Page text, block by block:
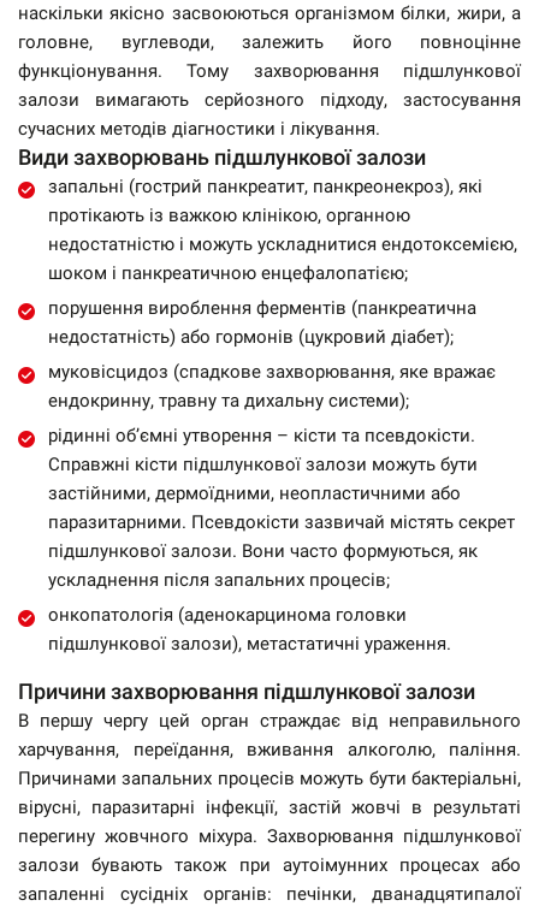
наскільки якісно засвоюються організмом білки, жири, а
головне, вуглеводи, залежить його повноцінне
функціонування. Тому захворювання підшлункової
залози вимагають серйозного підходу, застосування
сучасних методів діагностики і лікування.
Види захворювань підшлункової залози
запальні (гострий панкреатит, панкреонекроз), які
протікають із важкою клінікою, органною
недостатністю і можуть ускладнитися ендотоксемією,
шоком і панкреатичною енцефалопатією;
порушення вироблення ферментів (панкреатична
недостатність) або гормонів (цукровий діабет);
муковісцидоз (спадкове захворювання, яке вражає
ендокринну, травну та дихальну системи);
рідинні об’ємні утворення – кісти та псевдокісти.
Справжні кісти підшлункової залози можуть бути
застійними, дермоїдними, неопластичними або
паразитарними. Псевдокісти зазвичай містять секрет
підшлункової залози. Вони часто формуються, як
ускладнення після запальних процесів;
онкопатологія (аденокарцинома головки
підшлункової залози), метастатичні ураження.
Причини захворювання підшлункової залози
В першу чергу цей орган страждає від неправильного
харчування, переїдання, вживання алкоголю, паління.
Причинами запальних процесів можуть бути бактеріальні,
вірусні, паразитарні інфекції, застій жовчі в результаті
перегину жовчного міхура. Захворювання підшлункової
залози бувають також при аутоімунних процесах або
запаленні сусідніх органів: печінки, дванадцятипалої